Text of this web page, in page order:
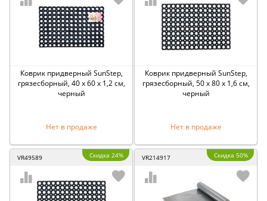
Коврик придверный SunStep,
грязесборный, 40 x 60 x 1,2 см,
черный
Нет в продаже
Коврик придверный SunStep,
грязесборный, 50 x 80 x 1,6 см,
черный
Нет в продаже
VR49589 Скидка 24% VR214917 Скидка 50%